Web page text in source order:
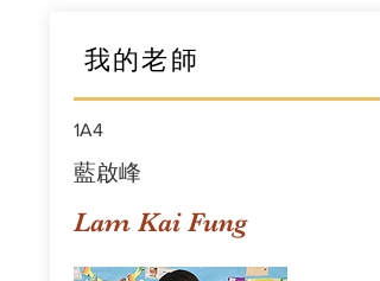
我的老師
1A4
藍啟峰
Lam Kai Fung